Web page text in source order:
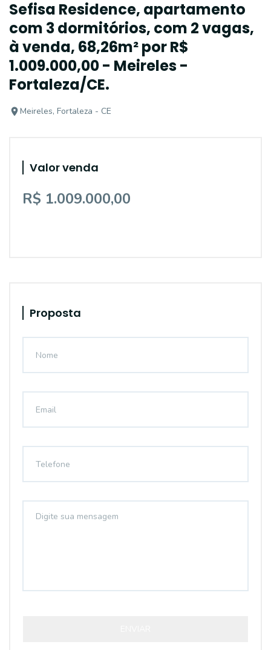
Sefisa Residence, apartamento
com 3 dormitórios, com 2 vagas,
à venda, 68,26m² por R$
1.009.000,00 - Meireles -
Fortaleza/CE.
Meireles, Fortaleza - CE
Valor venda
R$ 1.009.000,00
Proposta